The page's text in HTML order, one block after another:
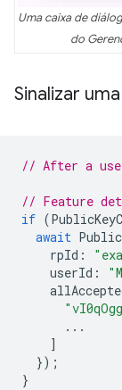
Uma caixa de
do
Sinalizar
// After a
// Feature
if (
await
rpId :
userId :
...
]
});
}